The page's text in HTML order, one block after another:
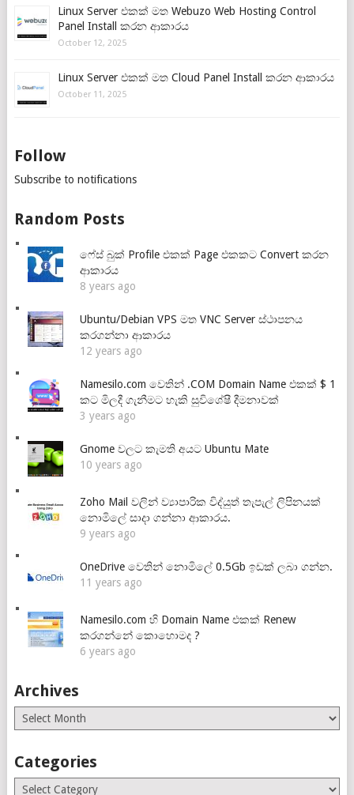
Linux Server එකක් මත Webuzo Web Hosting Control
Panel Install කරන ආකාරය
October 12, 2025
Linux Server එකක් මත Cloud Panel Install කරන ආකාරය
October 11, 2025
Follow
Subscribe to notifications
Random Posts
ෆේස් බුක් Profile එකක් Page එකකට Convert කරන
ආකාරය
8 years ago
Ubuntu/Debian VPS මත VNC Server ස්ථාපනය
කරගන්නා ආකාරය
12 years ago
Namesilo.com වෙතින් .COM Domain Name එකක් $ 1
කට මිලදී ගැනීමට හැකි සුවිශේෂී දීමනාවක්
3 years ago
Gnome වලට කැමති අයට Ubuntu Mate
10 years ago
Zoho Mail වලින් ව්‍යාපාරික විද්යුත් තැපැල් ලිපිනයක්
නොමිලේ සාදා ගන්නා ආකාරය.
9 years ago
OneDrive වෙතින් නොමිලේ 0.5Gb ඉඩක් ලබා ගන්න.
11 years ago
Namesilo.com හි Domain Name එකක් Renew
කරගන්නේ කොහොමද ?
6 years ago
Archives
Archives
Categories
Categories